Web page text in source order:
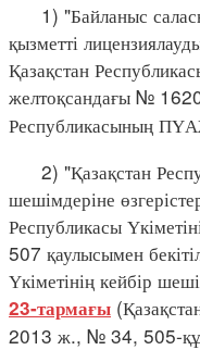
1) "Байланыс
қызметті
Қазақстан
желтоқсандағы №
Республикасының
2) "Қазақстан
шешімдеріне
Республикасы
507 қаулысымен
Үкіметінің кейбір
23-тармағы
2013 ж., № 34, 505-